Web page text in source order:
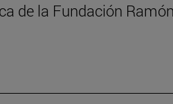
de la Fundación